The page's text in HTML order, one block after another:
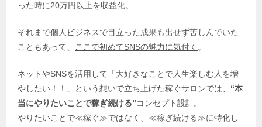
った時に20万円以上を収益化。
それまで個人ビジネスで目立った成果も出せず苦しんでいた
こともあって、
ここで初めてSNSの魅力に気付く 。
ネットやSNSを活用して「大好きなことで人生楽しむ人を増
やしたい！！」という想いで立ち上げた稼ぐサロンでは、 “本
当にやりたいことで稼ぎ続ける”コンセプト設計。
やりたいことで≪稼ぐ≫ではなく、≪稼ぎ続ける≫に特化し